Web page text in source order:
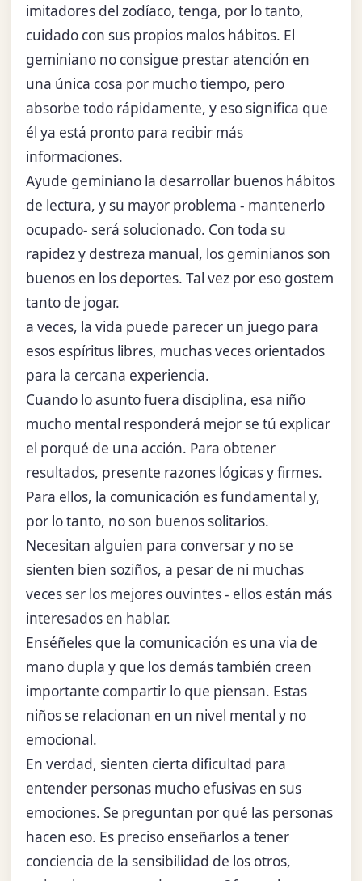
imitadores del zodíaco, tenga, por lo tanto,
cuidado con sus propios malos hábitos. El
geminiano no consigue prestar atención en
una única cosa por mucho tiempo, pero
absorbe todo rápidamente, y eso significa que
él ya está pronto para recibir más
informaciones.
Ayude geminiano la desarrollar buenos hábitos
de lectura, y su mayor problema - mantenerlo
ocupado- será solucionado. Con toda su
rapidez y destreza manual, los geminianos son
buenos en los deportes. Tal vez por eso gostem
tanto de jogar.
a veces, la vida puede parecer un juego para
esos espíritus libres, muchas veces orientados
para la cercana experiencia.
Cuando lo asunto fuera disciplina, esa niño
mucho mental responderá mejor se tú explicar
el porqué de una acción. Para obtener
resultados, presente razones lógicas y firmes.
Para ellos, la comunicación es fundamental y,
por lo tanto, no son buenos solitarios.
Necesitan alguien para conversar y no se
sienten bien soziños, a pesar de ni muchas
veces ser los mejores ouvintes - ellos están más
interesados en hablar.
Enséñeles que la comunicación es una via de
mano dupla y que los demás también creen
importante compartir lo que piensan. Estas
niños se relacionan en un nivel mental y no
emocional.
En verdad, sienten cierta dificultad para
entender personas mucho efusivas en sus
emociones. Se preguntan por qué las personas
hacen eso. Es preciso enseñarlos a tener
conciencia de la sensibilidad de los otros,